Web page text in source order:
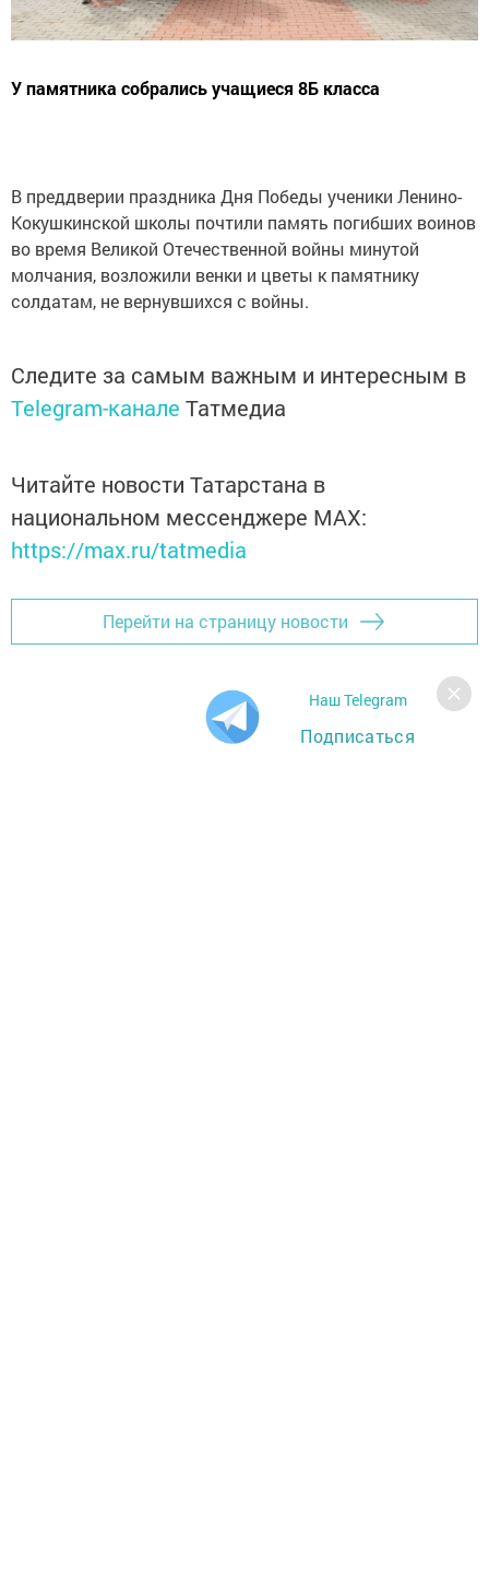
У памятника собрались учащиеся 8Б класса
В преддверии праздника Дня Победы ученики Ленино-
Кокушкинской школы почтили память погибших воинов
во время Великой Отечественной войны минутой
молчания, возложили венки и цветы к памятнику
солдатам, не вернувшихся с войны.
Следите за самым важным и интересным в
Telegram-канале Татмедиа
Читайте новости Татарстана в
национальном мессенджере MАХ:
https://max.ru/tatmedia
Перейти на страницу новости
Наш Telegram
Подписаться